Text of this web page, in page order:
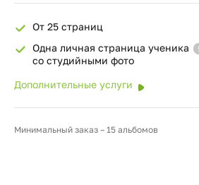
От 25 страниц
Одна личная страница ученика
со студийными фото
Дополнительные услуги
Минимальный заказ – 15 альбомов